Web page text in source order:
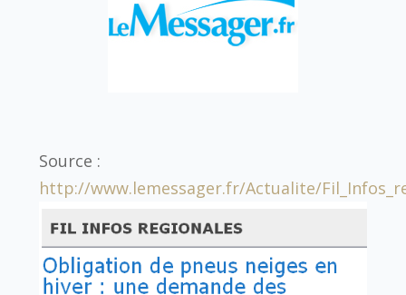
Source :
http://www.lemessager.fr/Actualite/